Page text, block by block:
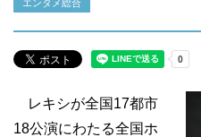
エンタメ総合
レキシが全国17都市
18公演にわたる全国ホ